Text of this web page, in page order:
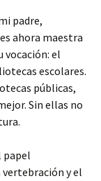
padre,
ahora maestra
vocación: el
escolares.
públicas,
Sin ellas no
papel
vertebración y el